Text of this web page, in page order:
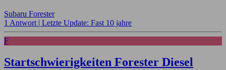
Subaru Forester
1 Antwort | Letzte Update: Fast 10 jahre
F
Startschwierigkeiten Forester Diesel